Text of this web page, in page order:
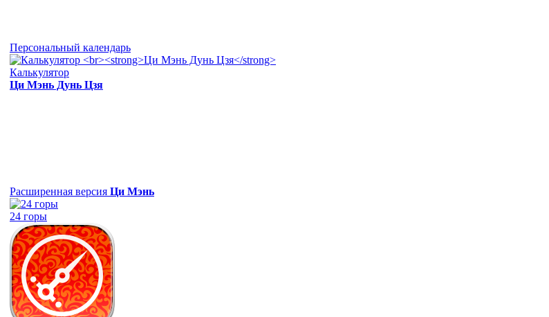
Персональный календарь
Калькулятор
Ци Мэнь Дунь Цзя
Расширенная версия Ци Мэнь
24 горы